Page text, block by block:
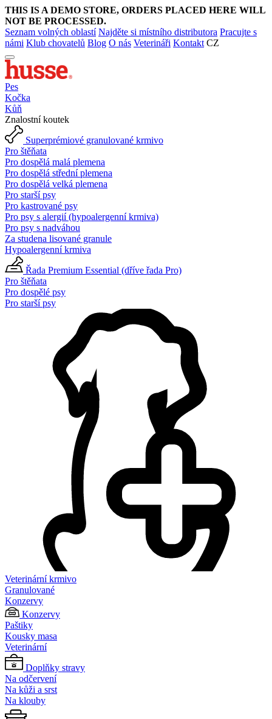
THIS IS A DEMO STORE, ORDERS PLACED HERE WILL
NOT BE PROCESSED.
Seznam volných oblastí Najděte si místního distributora Pracujte s
námi Klub chovatelů Blog O nás Veterináři Kontakt CZ
Pes
Kočka
Kůň
Znalostní koutek
Superprémiové granulované krmivo
Pro štěňata
Pro dospělá malá plemena
Pro dospělá střední plemena
Pro dospělá velká plemena
Pro starší psy
Pro kastrované psy
Pro psy s alergií (hypoalergenní krmiva)
Pro psy s nadváhou
Za studena lisované granule
Hypoalergenní krmiva
Řada Premium Essential (dříve řada Pro)
Pro štěňata
Pro dospělé psy
Pro starší psy
Veterinární krmivo
Granulované
Konzervy
Konzervy
Paštiky
Kousky masa
Veterinární
Doplňky stravy
Na odčervení
Na kůži a srst
Na klouby